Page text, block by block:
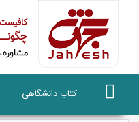
کتاب دانشگاهی